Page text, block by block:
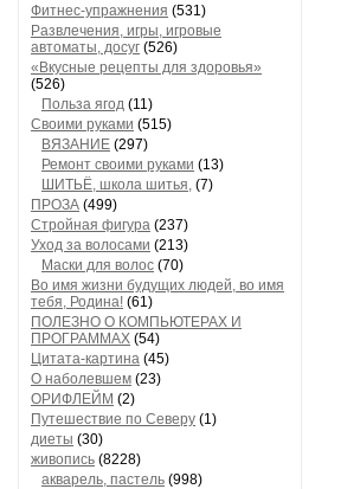
Фитнес-упражнения (531)
Развлечения, игры, игровые
автоматы, досуг (526)
«Вкусные рецепты для здоровья»
(526)
Польза ягод (11)
Своими руками (515)
ВЯЗАНИЕ (297)
Ремонт своими руками (13)
ШИТЬЁ, школа шитья, (7)
ПРОЗА (499)
Стройная фигура (237)
Уход за волосами (213)
Маски для волос (70)
Во имя жизни будущих людей, во имя
тебя, Родина! (61)
ПОЛЕЗНО О КОМПЬЮТЕРАХ И
ПРОГРАММАХ (54)
Цитата-картина (45)
О наболевшем (23)
ОРИФЛЕЙМ (2)
Путешествие по Северу (1)
диеты (30)
живопись (8228)
акварель, пастель (998)